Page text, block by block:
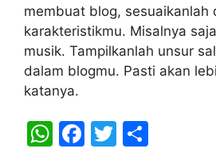
membuat blog, sesuaikanlah
karakteristikmu. Misalnya
musik. Tampilkanlah unsur
dalam blogmu. Pasti akan
katanya.
W F
T